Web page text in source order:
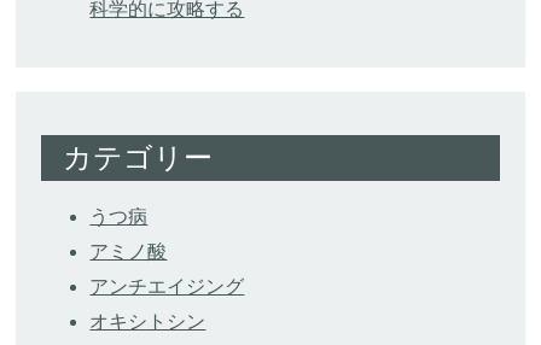
科学的に攻略する
カテゴリー
うつ病
アミノ酸
アンチエイジング
オキシトシン